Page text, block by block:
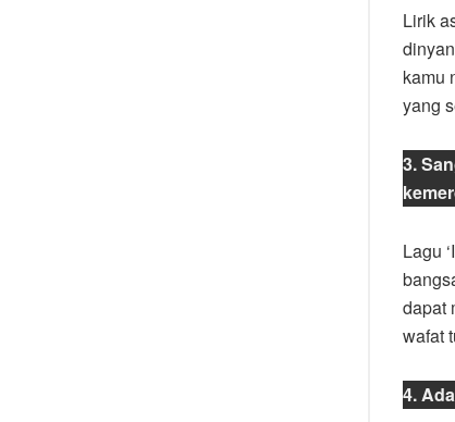
Lirik
kamu
yang
3.
Lagu
dapat
wafat
4.